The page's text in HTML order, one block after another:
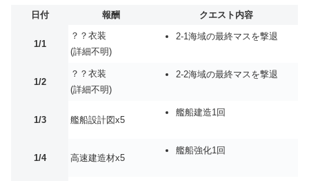
日付 報酬 クエスト内容
1/1
？？衣装
(詳細不明)
2-1海域の最終マスを撃退
1/2
？？衣装
(詳細不明)
2-2海域の最終マスを撃退
1/3 艦船設計図x5
艦船建造1回
1/4 高速建造材x5
艦船強化1回